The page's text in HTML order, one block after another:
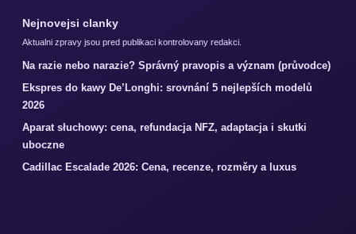
Nejnovejsi clanky
Aktualni zpravy jsou pred publikaci kontrolovany redakci.
Na razie nebo narazie? Správný pravopis a význam (průvodce)
Ekspres do kawy De’Longhi: srovnání 5 nejlepších modelů
2026
Aparat słuchowy: cena, refundacja NFZ, adaptacja i skutki
uboczne
Cadillac Escalade 2026: Cena, recenze, rozměry a luxus